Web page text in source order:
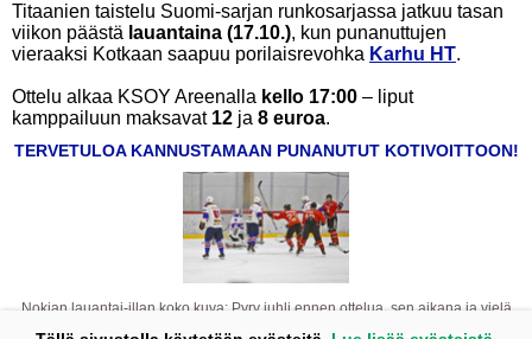
Titaanien taistelu Suomi-sarjan runkosarjassa jatkuu tasan
viikon päästä lauantaina (17.10.), kun punanuttujen
vieraaksi Kotkaan saapuu porilaisrevohka Karhu HT.
Ottelu alkaa KSOY Areenalla kello 17:00 – liput
kamppailuun maksavat 12 ja 8 euroa.
TERVETULOA KANNUSTAMAAN PUNANUTUT KOTIVOITTOON!
Nokian lauantai-illan koko kuva: Pyry juhli ennen ottelua, sen aikana ja vielä